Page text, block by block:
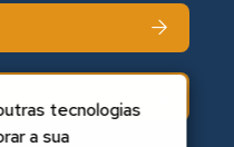
tecnologias
a sua